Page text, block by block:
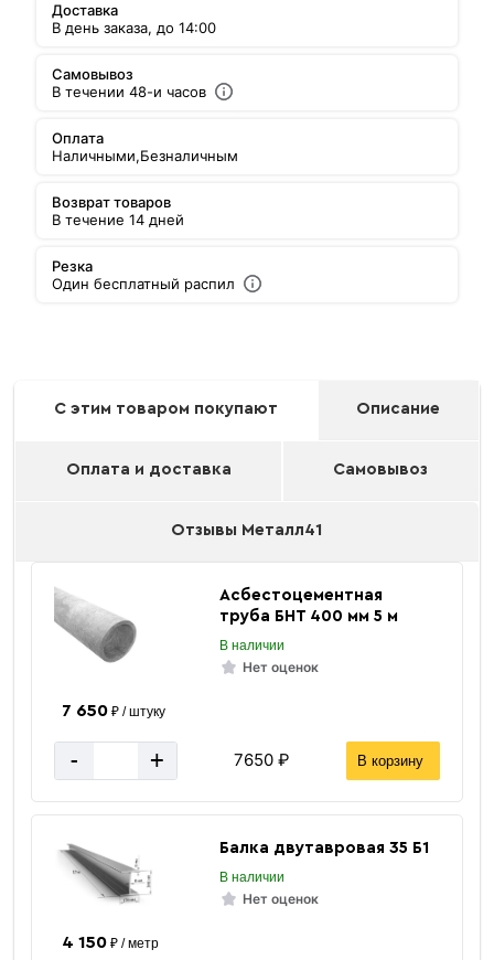
Доставка
В день заказа, до 14:00
Самовывоз
В течении 48-и часов
Оплата
Наличными,Безналичным
Возврат товаров
В течение 14 дней
Резка
Один бесплатный распил
С этим товаром покупают Описание
Оплата и доставка Самовывоз
Отзывы Металл41
Асбестоцементная
труба БНТ 400 мм 5 м
В наличии
Нет оценок
7 650₽ / штуку
- + 7650 ₽ В корзину
Балка двутавровая 35 Б1
В наличии
Нет оценок
4 150₽ / метр